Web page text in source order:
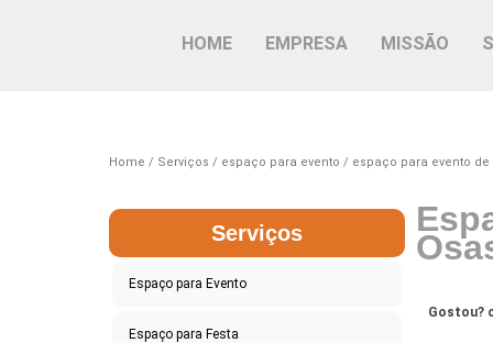
HOME EMPRESA MISSÃO
Home Serviços espaço para evento espaço para evento
Serviços
Espaço para Evento
Espaço para Festa
Gostou?